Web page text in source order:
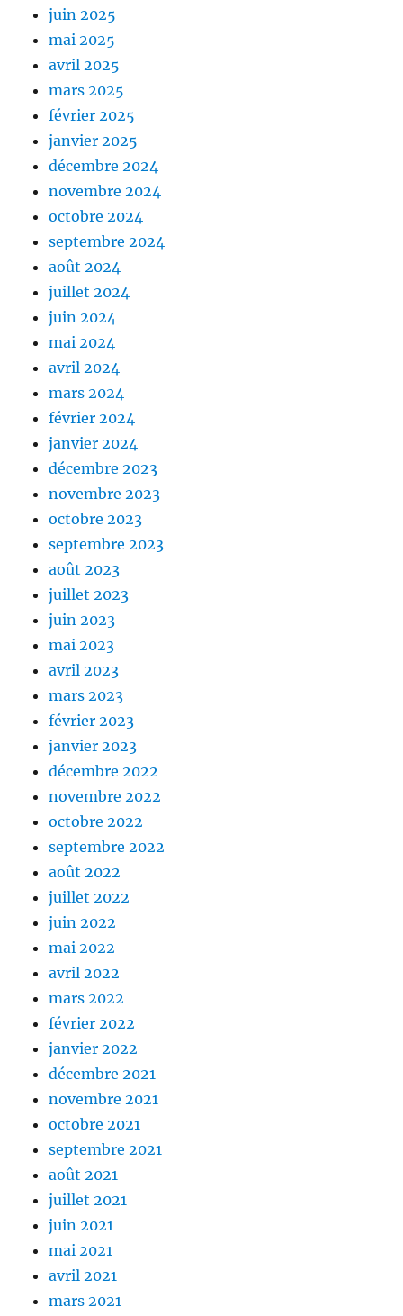
juin 2025
mai 2025
avril 2025
mars 2025
février 2025
janvier 2025
décembre 2024
novembre 2024
octobre 2024
septembre 2024
août 2024
juillet 2024
juin 2024
mai 2024
avril 2024
mars 2024
février 2024
janvier 2024
décembre 2023
novembre 2023
octobre 2023
septembre 2023
août 2023
juillet 2023
juin 2023
mai 2023
avril 2023
mars 2023
février 2023
janvier 2023
décembre 2022
novembre 2022
octobre 2022
septembre 2022
août 2022
juillet 2022
juin 2022
mai 2022
avril 2022
mars 2022
février 2022
janvier 2022
décembre 2021
novembre 2021
octobre 2021
septembre 2021
août 2021
juillet 2021
juin 2021
mai 2021
avril 2021
mars 2021